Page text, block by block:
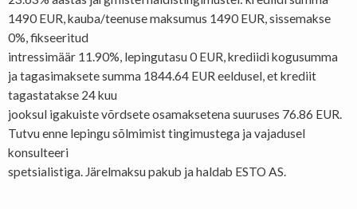
1490 EUR, kauba/teenuse maksumus 1490 EUR, sissemakse
0%, fikseeritud
intressimäär 11.90%, lepingutasu 0 EUR, krediidi kogusumma
ja tagasimaksete summa 1844.64 EUR eeldusel, et krediit
tagastatakse 24 kuu
jooksul igakuiste võrdsete osamaksetena suuruses 76.86 EUR.
Tutvu enne lepingu sõlmimist tingimustega ja vajadusel
konsulteeri
spetsialistiga. Järelmaksu pakub ja haldab ESTO AS.